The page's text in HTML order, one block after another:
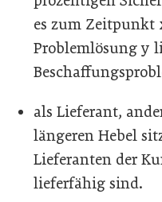
es zum Zeitpunkt
Problemlösung y
als Lieferant,
längeren Hebel
Lieferanten der
lieferfähig sind.